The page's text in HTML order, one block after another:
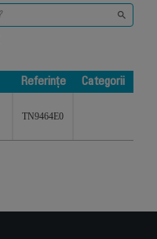
Referințe
Categorii
TN9464E0